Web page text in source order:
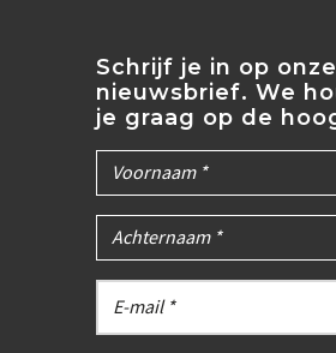
Schrijf je in op onze
nieuwsbrief. We
je graag op de